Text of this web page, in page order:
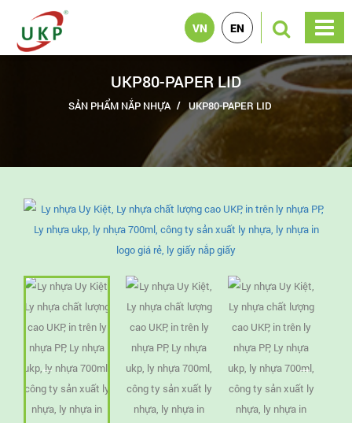
VN EN
UKP80-PAPER LID
SẢN PHẨM NẮP NHỰA UKP80-PAPER LID